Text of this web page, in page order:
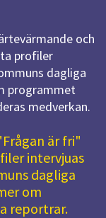
och
profiler
dagliga
programmet
medverkan.
är fri"
intervjuas
dagliga
om
reportrar.